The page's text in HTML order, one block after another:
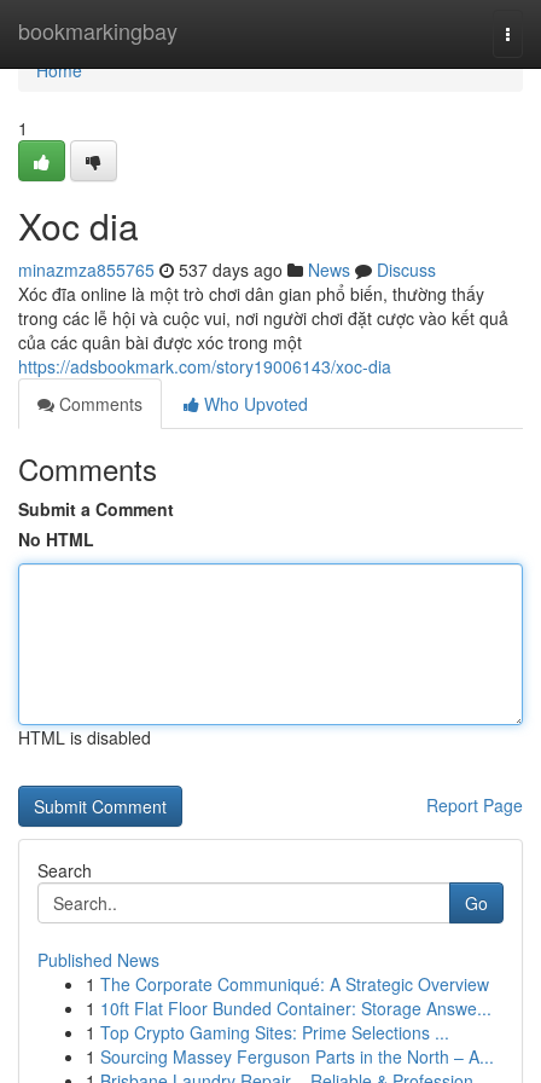
bookmarkingbay
Home
Home
1
Xoc dia
minazmza855765 537 days ago News
Discuss
Xóc đĩa online là một trò chơi dân gian phổ biến, thường thấy
trong các lễ hội và cuộc vui, nơi người chơi đặt cược vào kết quả
của các quân bài được xóc trong một
https://adsbookmark.com/story19006143/xoc-dia
Comments
Who Upvoted
Comments
Submit a Comment
No HTML
HTML is disabled
Report Page
Search
Go
Published News
1 The Corporate Communiqué: A Strategic Overview
1 10ft Flat Floor Bunded Container: Storage Answe...
1 Top Crypto Gaming Sites: Prime Selections ...
1 Sourcing Massey Ferguson Parts in the North – A...